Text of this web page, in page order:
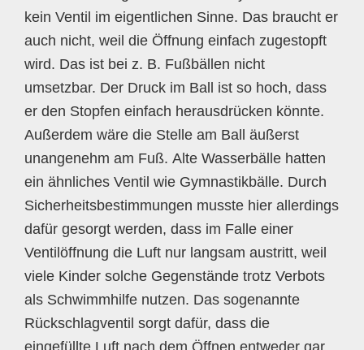
kein Ventil im eigentlichen Sinne. Das braucht er
auch nicht, weil die Öffnung einfach zugestopft
wird. Das ist bei z. B. Fußbällen nicht
umsetzbar. Der Druck im Ball ist so hoch, dass
er den Stopfen einfach herausdrücken könnte.
Außerdem wäre die Stelle am Ball äußerst
unangenehm am Fuß. Alte Wasserbälle hatten
ein ähnliches Ventil wie Gymnastikbälle. Durch
Sicherheitsbestimmungen musste hier allerdings
dafür gesorgt werden, dass im Falle einer
Ventilöffnung die Luft nur langsam austritt, weil
viele Kinder solche Gegenstände trotz Verbots
als Schwimmhilfe nutzen. Das sogenannte
Rückschlagventil sorgt dafür, dass die
eingefüllte Luft nach dem Öffnen entweder gar